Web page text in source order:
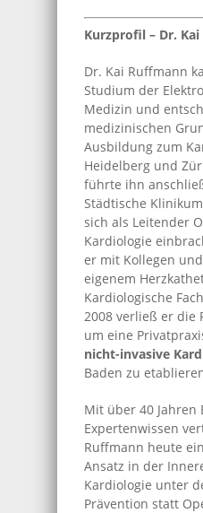
Kurzprofil – Dr.
Dr. Kai Ruffmann
Studium der
Medizin und
medizinischen
Ausbildung zum
Heidelberg und
führte ihn
Städtische
sich als Leitender
Kardiologie
er mit Kollegen und
eigenem
Kardiologische
2008 verließ er die
um eine
nicht-invasive
Baden zu
Mit über 40 Jahren
Expertenwissen
Ruffmann heute
Ansatz in der
Kardiologie unter
Prävention statt